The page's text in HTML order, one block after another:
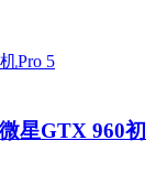
星GTX 960初